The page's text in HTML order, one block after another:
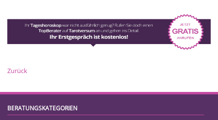
Zurück
BERATUNGSKATEGORIEN